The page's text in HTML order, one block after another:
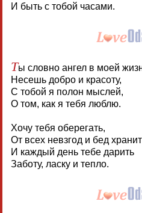
И быть с тобой часами.
Ты словно ангел в моей
Несешь добро и красоту,
С тобой я полон мыслей,
О том, как я тебя люблю.
Хочу тебя оберегать,
От всех невзгод и бед
И каждый день тебе дарить
Заботу, ласку и тепло.